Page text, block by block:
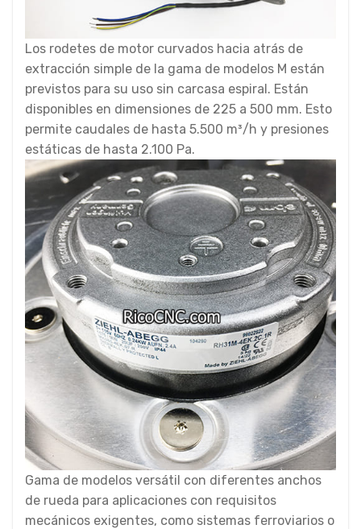
Los rodetes de motor curvados hacia atrás de
extracción simple de la gama de modelos M están
previstos para su uso sin carcasa espiral. Están
disponibles en dimensiones de 225 a 500 mm. Esto
permite caudales de hasta 5.500 m³/h y presiones
estáticas de hasta 2.100 Pa.
Gama de modelos versátil con diferentes anchos
de rueda para aplicaciones con requisitos
mecánicos exigentes, como sistemas ferroviarios o